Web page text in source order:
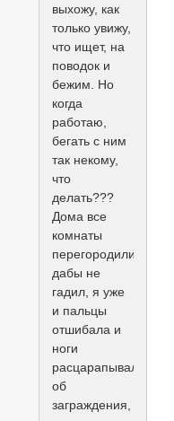
выхожу, как
только увижу,
что ищет, на
поводок и
бежим. Но
когда
работаю,
бегать с ним
так некому,
что
делать???
Дома все
комнаты
перегородили,
дабы не
гадил, я уже
и пальцы
отшибала и
ноги
расцарапывала
об
заграждения,